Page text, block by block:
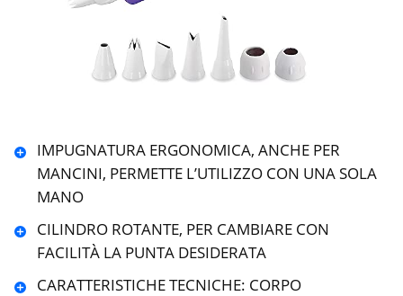
IMPUGNATURA ERGONOMICA, ANCHE PER
MANCINI, PERMETTE L’UTILIZZO CON UNA SOLA
MANO
CILINDRO ROTANTE, PER CAMBIARE CON
FACILITÀ LA PUNTA DESIDERATA
CARATTERISTICHE TECNICHE: CORPO